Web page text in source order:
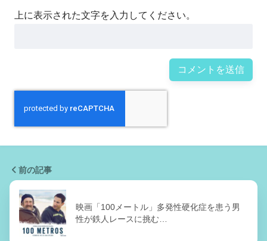
上に表示された文字を入力してください。
前の記事
映画「100メートル」多発性硬化症を患う男
性が鉄人レースに挑む…